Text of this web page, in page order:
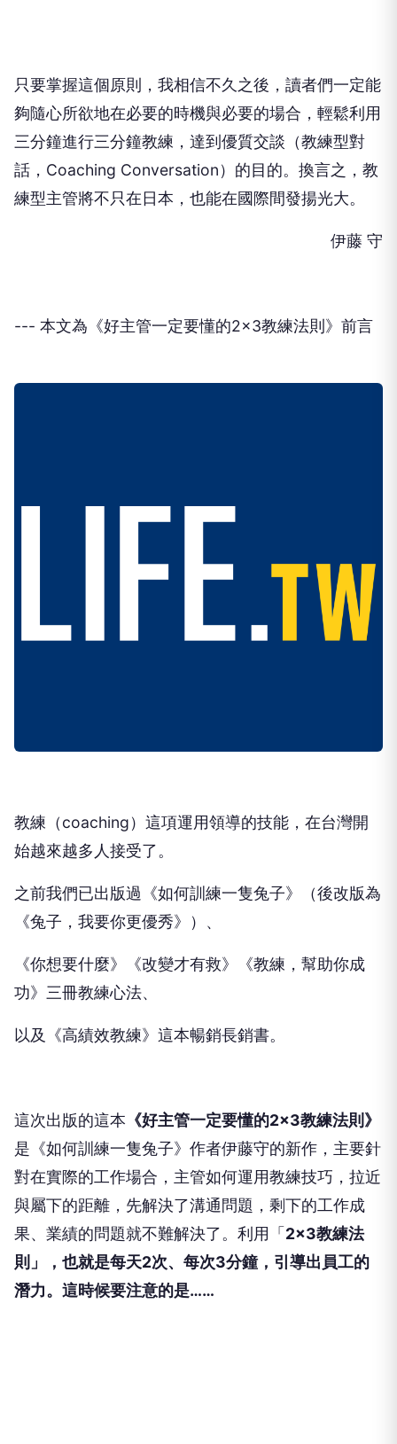
只要掌握這個原則，我相信不久之後，讀者們一定能
夠隨心所欲地在必要的時機與必要的場合，輕鬆利用
三分鐘進行三分鐘教練，達到優質交談（教練型對
話，Coaching Conversation）的目的。換言之，教
練型主管將不只在日本，也能在國際間發揚光大。
伊藤 守
--- 本文為《好主管一定要懂的2×3教練法則》前言
教練（coaching）這項運用領導的技能，在台灣開
始越來越多人接受了。
之前我們已出版過《如何訓練一隻兔子》（後改版為
《兔子，我要你更優秀》）、
《你想要什麼》《改變才有救》《教練，幫助你成
功》三冊教練心法、
以及《高績效教練》這本暢銷長銷書。
這次出版的這本 《好主管一定要懂的2×3教練法則 》
是《如何訓練一隻兔子》作者伊藤守的新作，主要針
對在實際的工作場合，主管如何運用教練技巧，拉近
與屬下的距離，先解決了溝通問題，剩下的工作成
果、業績的問題就不難解決了。利用「 2×3教練法
則」，也就是每天2次、每次3分鐘，引導出員工的
潛力。這時候要注意的是……